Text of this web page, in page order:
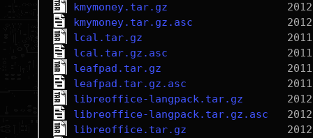
kmymoney.tar.gz
kmymoney.tar.gz.asc
lcal.tar.gz
lcal.tar.gz.asc
leafpad.tar.gz
leafpad.tar.gz.asc
libreoffice-langpack.tar.gz
libreoffice-langpack.tar.gz.asc
libreoffice.tar.gz